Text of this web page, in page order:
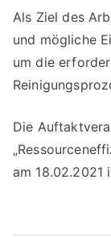
Als Ziel des
und mögliche
um die
Die
am 18.02.2021